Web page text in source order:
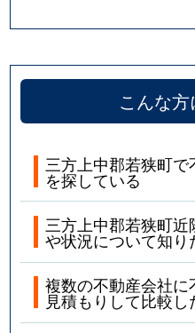
こんな
三方上中郡若狭町
を探している
三方上中郡若狭町
や状況について知り
複数の不動産会社
見積もりして比較し